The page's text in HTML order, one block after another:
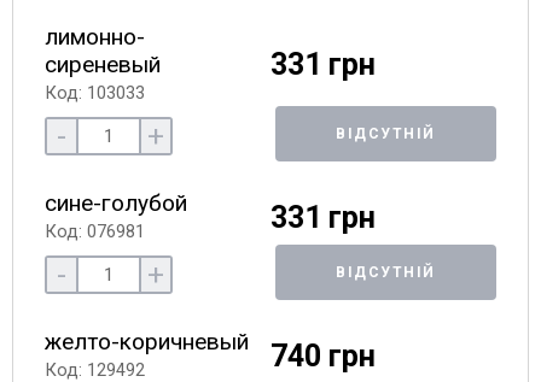
лимонно-
сиреневый
Код: 103033
331 грн
- + ВІДСУТНІЙ
сине-голубой
Код: 076981 331 грн
- + ВІДСУТНІЙ
желто-коричневый
Код: 129492 740 грн